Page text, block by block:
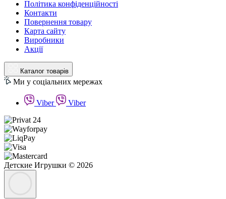
Політика конфіденційності
Контакти
Повернення товару
Карта сайту
Виробники
Акції
Каталог товарів
Ми у соціальних мережах
Viber Viber
Детские Игрушки © 2026